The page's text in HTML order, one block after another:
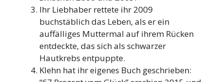
Ihr Liebhaber rettete ihr 2009
buchstäblich das Leben, als er ein
auffälliges Muttermal auf ihrem Rücken
entdeckte, das sich als schwarzer
Hautkrebs entpuppte.
Klehn hat ihr eigenes Buch geschrieben: